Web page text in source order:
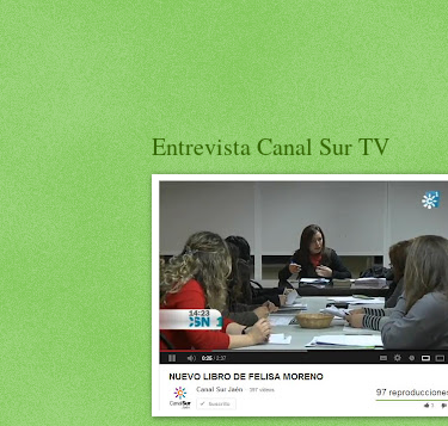
Entrevista Canal Sur TV